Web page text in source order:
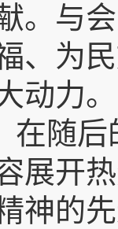
。与
、为
动力。
在随后
展开
神的